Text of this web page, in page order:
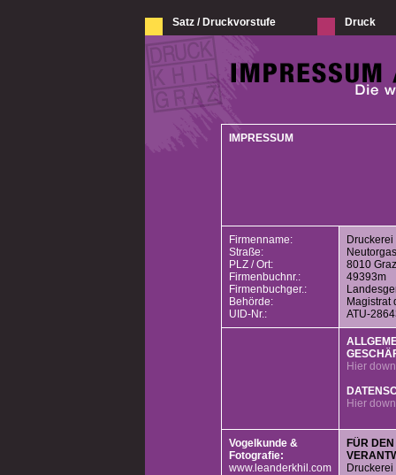
Satz / Druckvorstufe Druck
IMPRESSUM
Firmenname:
Straße:
PLZ / Ort:
Firmenbuchnr.:
Firmenbuchger.:
Behörde:
UID-Nr.:
Druckerei
8010 Graz
49393m
Magistrat
ATU-
Hier
Hier
Vogelkunde &
Fotografie:
www.leanderkhil.com
FÜR
Druckerei